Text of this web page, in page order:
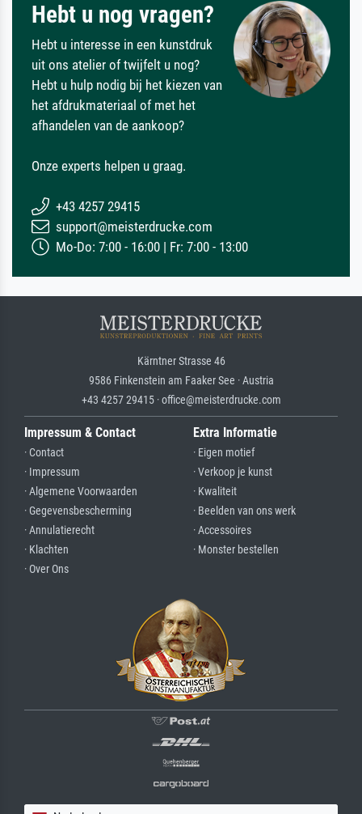
Hebt u nog vragen?
Hebt u interesse in een kunstdruk
uit ons atelier of twijfelt u nog?
Hebt u hulp nodig bij het kiezen van
het afdrukmateriaal of met het
afhandelen van de aankoop?
Onze experts helpen u graag.
+43 4257 29415
support@meisterdrucke.com
Mo-Do: 7:00 - 16:00 | Fr: 7:00 - 13:00
Kärntner Strasse 46
9586 Finkenstein am Faaker See · Austria
+43 4257 29415 · office@meisterdrucke.com
Impressum & Contact
· Contact
· Impressum
· Algemene Voorwaarden
· Gegevensbescherming
· Annulatierecht
· Klachten
· Over Ons
Extra Informatie
· Eigen motief
· Verkoop je kunst
· Kwaliteit
· Beelden van ons werk
· Accessoires
· Monster bestellen